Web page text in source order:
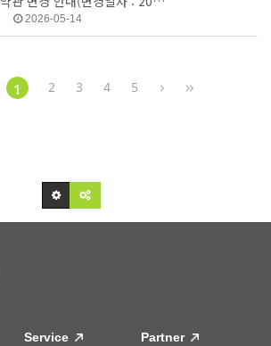
2026-05-14
1 2 3 4 5
Service Partner